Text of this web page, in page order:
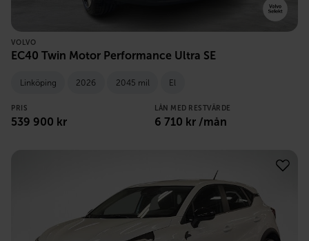
VOLVO
EC40 Twin Motor Performance Ultra SE
Linköping 2026 2045 mil El
PRIS
539 900 kr
LÅN MED RESTVÄRDE
6 710 kr /mån